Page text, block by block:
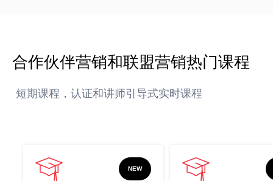
合作伙伴营销和联盟营销热门课程
短期课程，认证和讲师引导式实时课程
NEW